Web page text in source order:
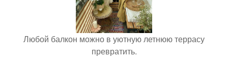
Любой балкон можно в уютную летнюю террасу
превратить.